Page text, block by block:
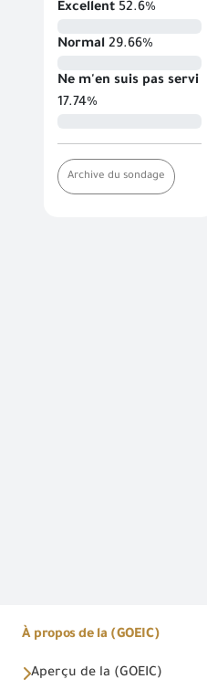
Excellent 52.6%
Normal 29.66%
Ne m'en suis pas servi
17.74%
Archive du sondage
À propos de la (GOEIC)
Aperçu de la (GOEIC)